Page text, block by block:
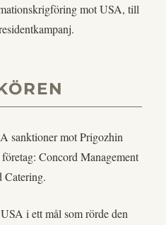
mot USA, till
sanktioner mot Prigozhin
Concord Management
Catering.
i ett mål som rörde den